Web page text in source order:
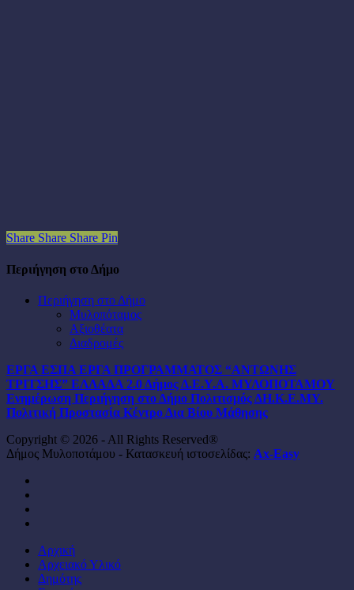
Share Share Share Pin
Περιήγηση στο Δήμο
Περιήγηση στο Δήμο
Μυλοπόταμος
Αξιοθέατα
Διαδρομές
ΕΡΓΑ ΕΣΠΑ ΕΡΓΑ ΠΡΟΓΡΑΜΜΑΤΟΣ “ΑΝΤΩΝΗΣ
ΤΡΙΤΣΗΣ” ΕΛΛΑΔΑ 2.0ΔήμοςΔ.Ε.Υ.Α. ΜΥΛΟΠΟΤΑΜΟΥ
Ενημέρωση Περιήγηση στο Δήμο ΠολιτισμόςΔΗ.Κ.Ε.ΜΥ.
Πολιτική Προστασία Κέντρο Δια Βίου Μάθησης
Copyright © 2026 - All Rights Reserved®
Δήμος Μυλοποτάμου - Κατασκευή ιστοσελίδας: Ax-Easy
Close
Menu
Αρχική
Αρχειακό Υλικό
Δημότης